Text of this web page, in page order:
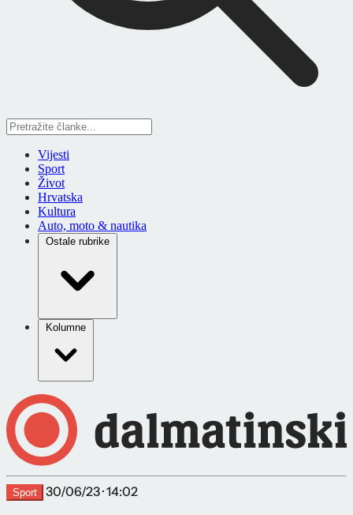
Vijesti
Sport
Život
Hrvatska
Kultura
Auto, moto & nautika
Ostale rubrike
Kolumne
Sport 30/06/23 · 14:02